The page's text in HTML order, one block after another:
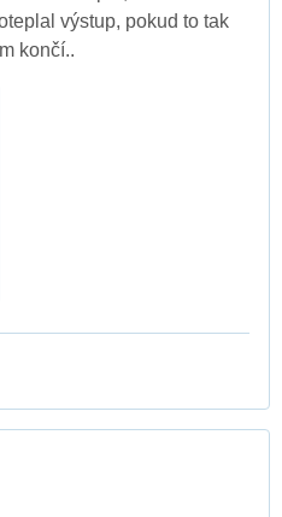
výstup, pokud to tak
končí..